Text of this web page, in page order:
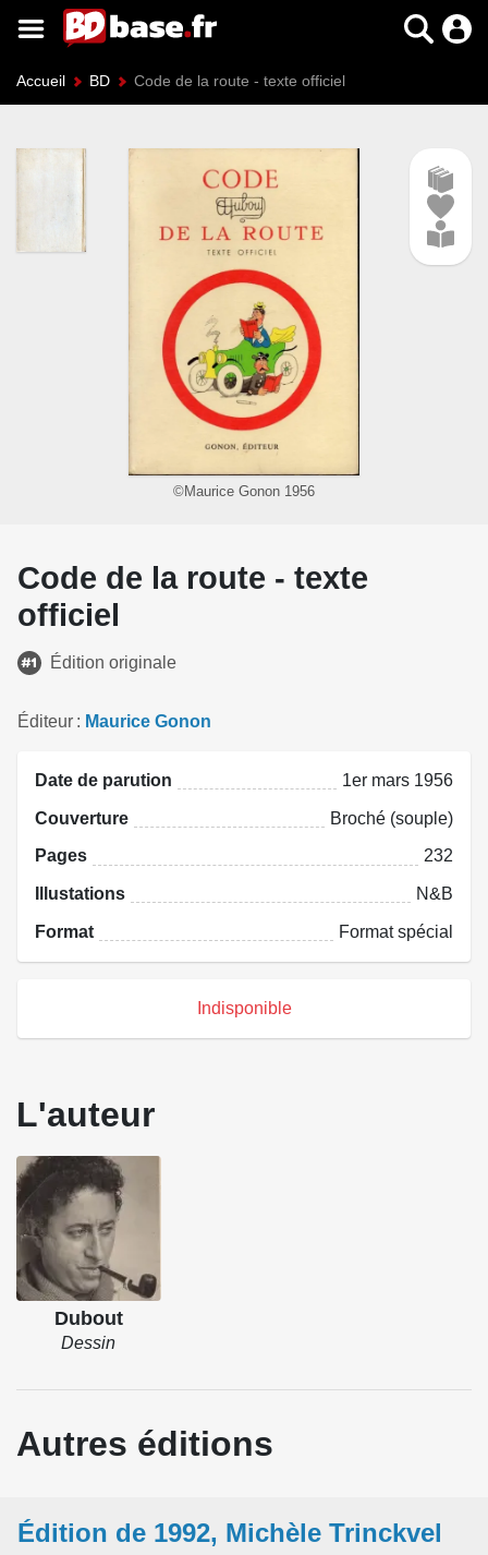
Accueil BD Code de la route - texte officiel
©Maurice Gonon 1956
Code de la route - texte
officiel
Édition originale
Éditeur Maurice Gonon
Date de parution 1er mars 1956
Couverture Broché (souple)
Pages 232
Illustations N&B
Format Format spécial
Indisponible
L'auteur
Dubout
Dessin
Autres éditions
Édition de 1992, Michèle Trinckvel